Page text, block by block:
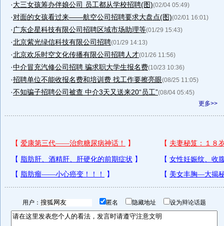
·大三女孩筹办伴娘公司 员工都从学校招聘(图)(02/04 05:49)
·对面的女孩看过来——航空公司招聘要求大盘点(图)(02/01 16:01)
· 广东企星科技有限公司招聘区域市场助理等(01/29 15:43)
·北京紫光绿信科技有限公司招聘(01/29 14:13)
·北京欢乐时空文化传播有限公司招聘人才(01/26 11:56)
·中介冒充汽修公司招聘 骗求职大学生报名费(10/23 10:36)
·招聘单位不能收报名费和培训费 找工作要擦亮眼(08/25 11:05)
·不知骗子招聘公司被查 中介3天又送来20“员工”(08/04 05:45)
更多>>
用户： 匿名 隐藏地址 设为辩论话题